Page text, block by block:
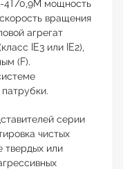
4T/0,9M мощность
вращения
агрегат
IE3 или IE2),
(F).
серии
чистых
твердых или